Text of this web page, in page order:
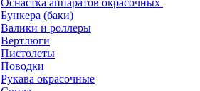
Оснастка аппаратов окрасочных
Бункера (баки)
Валики и роллеры
Вертлюги
Пистолеты
Поводки
Рукава окрасочные